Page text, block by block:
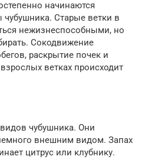
начинаются
Старые ветки в
нежизнеспособными, но
Сокодвижение
раскрытие почек и
ветках происходит
чубушника. Они
внешним видом. Запах
цитрус или клубнику.